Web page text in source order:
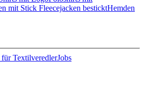
mit Stick Fleecejacken besticktHemden
TextilveredlerJobs